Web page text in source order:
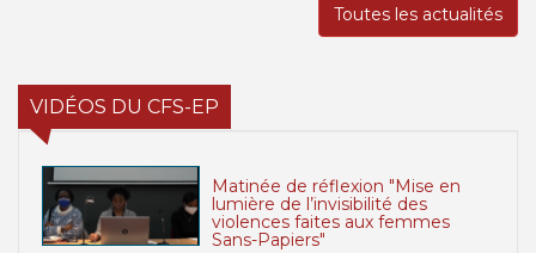
Toutes les actualités
VIDÉOS DU CFS-EP
Matinée de réflexion "Mise en
lumière de l’invisibilité des
violences faites aux femmes
Sans-Papiers"